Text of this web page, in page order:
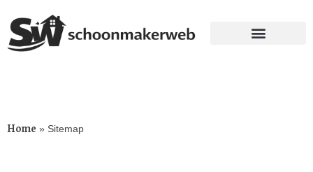
Home » Sitemap